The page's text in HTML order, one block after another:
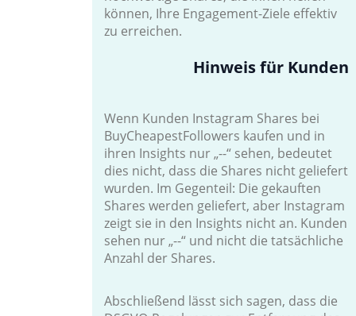
können, Ihre Engagement-Ziele effektiv
zu erreichen.
Hinweis für Kunden
Wenn Kunden Instagram Shares bei
BuyCheapestFollowers kaufen und in
ihren Insights nur „--“ sehen, bedeutet
dies nicht, dass die Shares nicht geliefert
wurden. Im Gegenteil: Die gekauften
Shares werden geliefert, aber Instagram
zeigt sie in den Insights nicht an. Kunden
sehen nur „--“ und nicht die tatsächliche
Anzahl der Shares.
Abschließend lässt sich sagen, dass die